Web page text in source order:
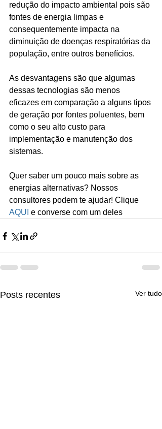
redução do impacto ambiental pois são
fontes de energia limpas e
consequentemente impacta na
diminuição de doenças respiratórias da
população, entre outros benefícios.
As desvantagens são que algumas
dessas tecnologias são menos
eficazes em comparação a alguns tipos
de geração por fontes poluentes, bem
como o seu alto custo para
implementação e manutenção dos
sistemas.
Quer saber um pouco mais sobre as
energias alternativas? Nossos
consultores podem te ajudar! Clique
AQUI e converse com um deles
Posts recentes Ver tudo